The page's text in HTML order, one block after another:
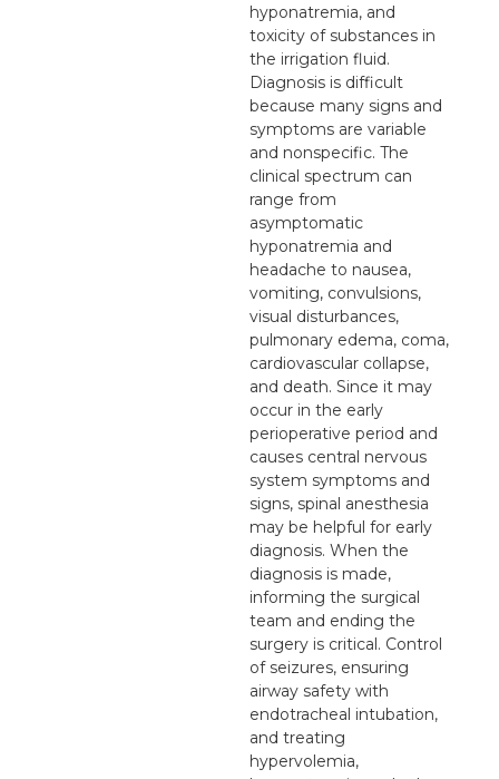
hyponatremia, and
toxicity of substances in
the irrigation fluid.
Diagnosis is difficult
because many signs and
symptoms are variable
and nonspecific. The
clinical spectrum can
range from
asymptomatic
hyponatremia and
headache to nausea,
vomiting, convulsions,
visual disturbances,
pulmonary edema, coma,
cardiovascular collapse,
and death. Since it may
occur in the early
perioperative period and
causes central nervous
system symptoms and
signs, spinal anesthesia
may be helpful for early
diagnosis. When the
diagnosis is made,
informing the surgical
team and ending the
surgery is critical. Control
of seizures, ensuring
airway safety with
endotracheal intubation,
and treating
hypervolemia,